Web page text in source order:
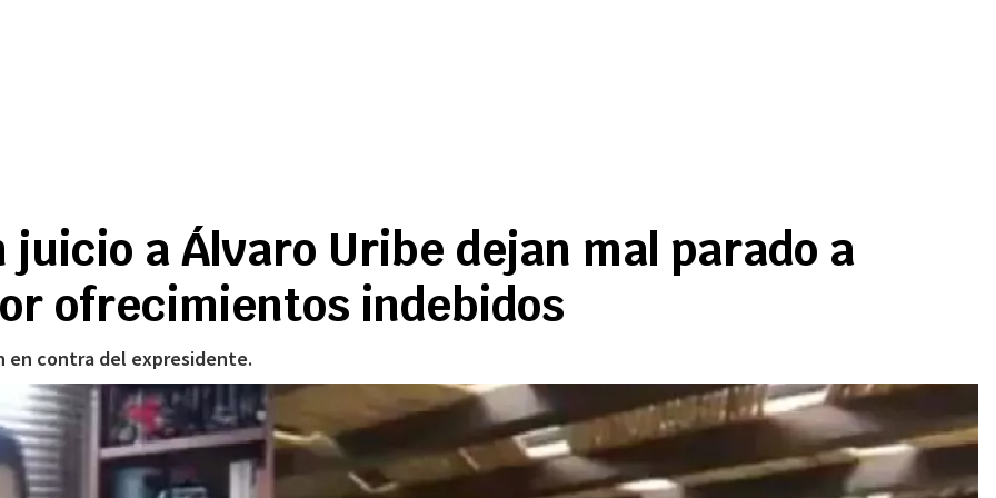
a Álvaro Uribe dejan mal parado a
ofrecimientos indebidos
en contra del expresidente.